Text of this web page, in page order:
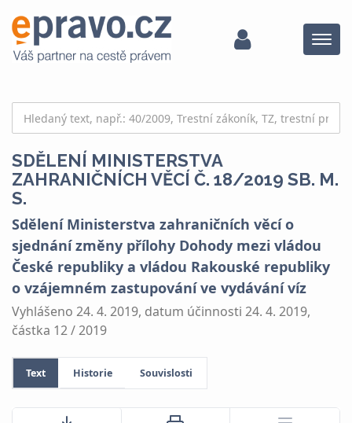
Menu
SDĚLENÍ MINISTERSTVA
ZAHRANIČNÍCH VĚCÍ Č. 18/2019 SB. M.
S.
Sdělení Ministerstva zahraničních věcí o
sjednání změny přílohy Dohody mezi vládou
České republiky a vládou Rakouské republiky
o vzájemném zastupování ve vydávání víz
Vyhlášeno 24. 4. 2019, datum účinnosti 24. 4. 2019,
částka 12 / 2019
Text Historie Souvislosti